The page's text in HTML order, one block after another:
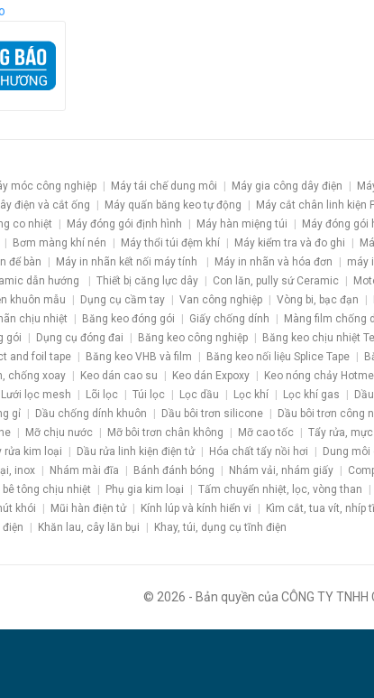
móc công nghiệp Máy tái chế dung môi Máy gia công dây điện
điện và cắt ống Máy quấn băng keo tự động Máy cắt chân linh kiện
co nhiệt Máy đóng gói định hình Máy hàn miệng túi Máy đóng gói
Bơm màng khí nén Máy thổi túi đệm khí Máy kiểm tra và đo ghi
để bàn Máy in nhãn kết nối máy tính Máy in nhãn và hóa đơn máy
dẫn hướng Thiết bị căng lực dây Con lăn, pully sứ Ceramic
khuôn mẫu Dụng cụ cầm tay Van công nghiệp Vòng bi, bạc đạn
chịu nhiệt Băng keo đóng gói Giấy chống dính Màng film chống
gói Dụng cụ đóng đai Băng keo công nghiệp Băng keo chịu nhiệt
and foil tape Băng keo VHB và film Băng keo nối liệu Splice Tape
chống xoay Keo dán cao su Keo dán Expoxy Keo nóng chảy
Lưới lọc mesh Lõi lọc Túi lọc Lọc dầu Lọc khí Lọc khí gas
gỉ Dầu chống dính khuôn Dầu bôi trơn silicone Dầu bôi trơn công
Mỡ chịu nước Mỡ bôi trơn chân không Mỡ cao tốc Tẩy rửa,
rửa kim loại Dầu rửa linh kiện điện tử Hóa chất tẩy nồi hơi Dung môi
inox Nhám mài đĩa Bánh đánh bóng Nhám vải, nhám giấy
bê tông chịu nhiệt Phụ gia kim loại Tấm chuyển nhiệt, lọc, vòng than
khói Mũi hàn điện tử Kính lúp và kính hiển vi Kìm cắt, tua vít, nhíp
điện Khăn lau, cây lăn bụi Khay, túi, dụng cụ tĩnh điện
© 2026 - Bản quyền của CÔNG TY TNHH